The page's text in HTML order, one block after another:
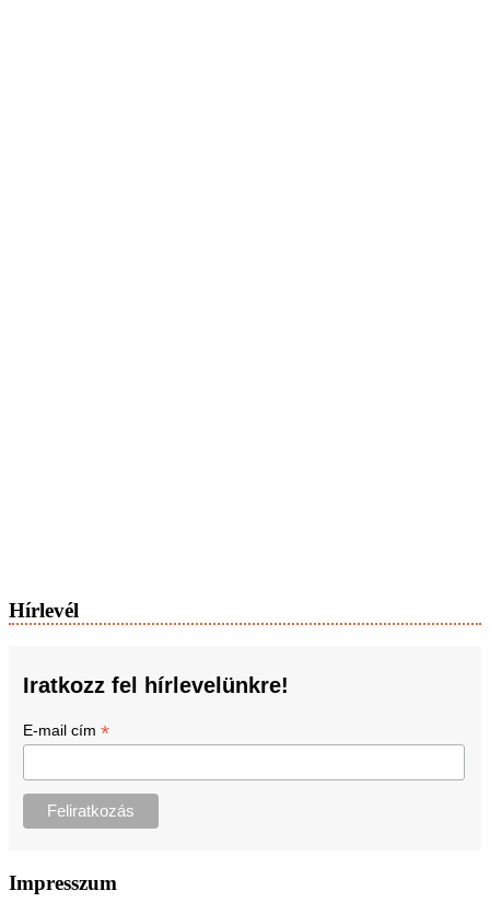
Hírlevél
Iratkozz fel hírlevelünkre!
E-mail cím *
Impresszum